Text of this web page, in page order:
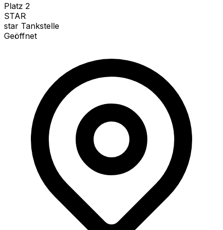
Platz 2
STAR
star Tankstelle
Geöffnet